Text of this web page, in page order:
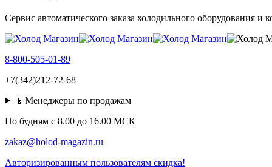
Сервис автоматического заказа холодильного оборудования и
8-800-505-01-89
+7(342)212-72-68
📱Менеджеры по продажам
По будням c 8.00 до 16.00 МСК
zakaz@holod-magazin.ru
Авторизированным пользователям скидка!